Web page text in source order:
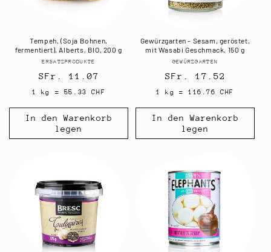
Tempeh, (Soja Bohnen,
fermentiert), Alberts, BIO, 200 g
Anbieter:
ERSATZPRODUKTE
Normaler
Preis
SFr. 11.07
1 kg = 55.33 CHF
In den Warenkorb
legen
Gewürzgarten - Sesam, geröstet,
mit Wasabi Geschmack, 150 g
Anbieter:
GEWÜRZGARTEN
Normaler
Preis
SFr. 17.52
1 kg = 116.76 CHF
In den Warenkorb
legen